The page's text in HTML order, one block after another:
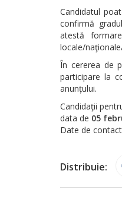
Candidatul
confirmă
atestă
locale/
În cererea de
participare la
anunțului.
Candidaţii
data de 05
Date de
Distribuie: